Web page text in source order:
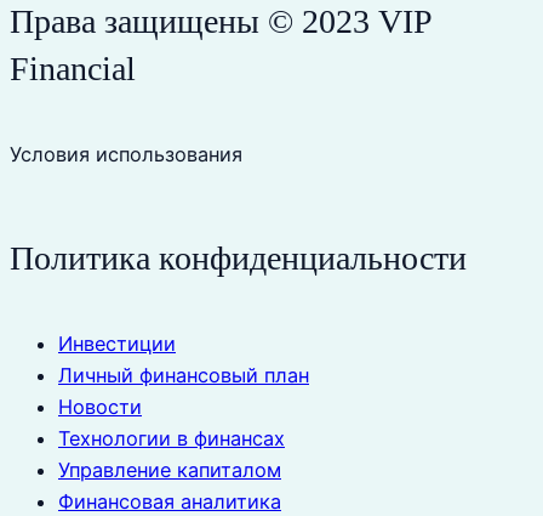
Права защищены © 2023 VIP
Financial
Условия использования
Политика конфиденциальности
Инвестиции
Личный финансовый план
Новости
Технологии в финансах
Управление капиталом
Финансовая аналитика